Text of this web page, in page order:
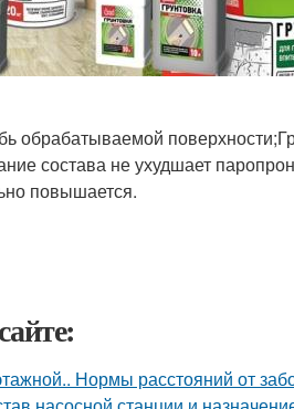
обрабатываемой
состава не ухудшает
повышается.
Нормы расстояний от